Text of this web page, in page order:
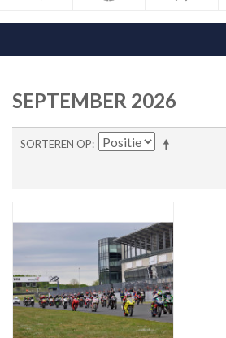
SEPTEMBER 2026
SORTEREN OP